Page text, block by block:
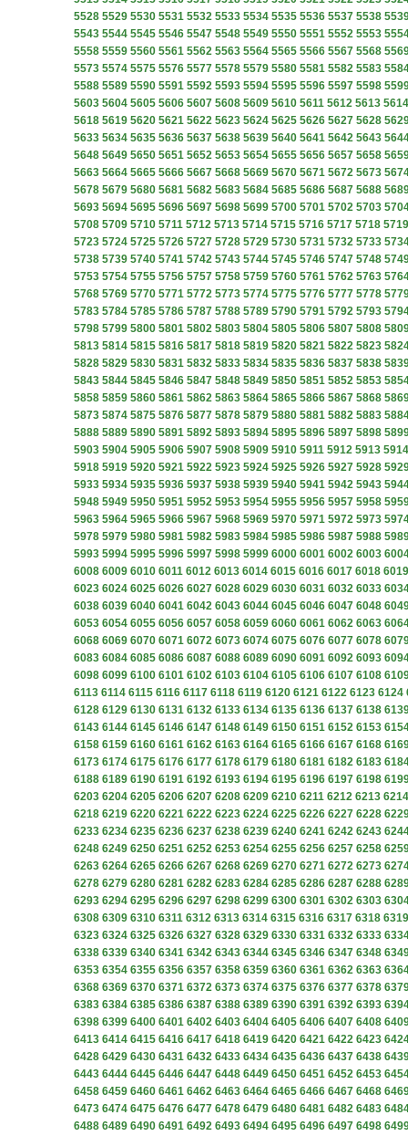
5528 5529 5530 5531 5532 5533 5534 5535 5536 5537 5538
5543 5544 5545 5546 5547 5548 5549 5550 5551 5552 5553
5558 5559 5560 5561 5562 5563 5564 5565 5566 5567 5568
5573 5574 5575 5576 5577 5578 5579 5580 5581 5582 5583
5588 5589 5590 5591 5592 5593 5594 5595 5596 5597 5598
5603 5604 5605 5606 5607 5608 5609 5610 5611 5612 5613 5614
5618 5619 5620 5621 5622 5623 5624 5625 5626 5627 5628
5633 5634 5635 5636 5637 5638 5639 5640 5641 5642 5643
5648 5649 5650 5651 5652 5653 5654 5655 5656 5657 5658
5663 5664 5665 5666 5667 5668 5669 5670 5671 5672 5673
5678 5679 5680 5681 5682 5683 5684 5685 5686 5687 5688
5693 5694 5695 5696 5697 5698 5699 5700 5701 5702 5703
5708 5709 5710 5711 5712 5713 5714 5715 5716 5717 5718 5719
5723 5724 5725 5726 5727 5728 5729 5730 5731 5732 5733
5738 5739 5740 5741 5742 5743 5744 5745 5746 5747 5748
5753 5754 5755 5756 5757 5758 5759 5760 5761 5762 5763
5768 5769 5770 5771 5772 5773 5774 5775 5776 5777 5778
5783 5784 5785 5786 5787 5788 5789 5790 5791 5792 5793
5798 5799 5800 5801 5802 5803 5804 5805 5806 5807 5808
5813 5814 5815 5816 5817 5818 5819 5820 5821 5822 5823
5828 5829 5830 5831 5832 5833 5834 5835 5836 5837 5838
5843 5844 5845 5846 5847 5848 5849 5850 5851 5852 5853
5858 5859 5860 5861 5862 5863 5864 5865 5866 5867 5868
5873 5874 5875 5876 5877 5878 5879 5880 5881 5882 5883
5888 5889 5890 5891 5892 5893 5894 5895 5896 5897 5898
5903 5904 5905 5906 5907 5908 5909 5910 5911 5912 5913 5914
5918 5919 5920 5921 5922 5923 5924 5925 5926 5927 5928
5933 5934 5935 5936 5937 5938 5939 5940 5941 5942 5943
5948 5949 5950 5951 5952 5953 5954 5955 5956 5957 5958
5963 5964 5965 5966 5967 5968 5969 5970 5971 5972 5973
5978 5979 5980 5981 5982 5983 5984 5985 5986 5987 5988
5993 5994 5995 5996 5997 5998 5999 6000 6001 6002 6003
6008 6009 6010 6011 6012 6013 6014 6015 6016 6017 6018 6019
6023 6024 6025 6026 6027 6028 6029 6030 6031 6032 6033
6038 6039 6040 6041 6042 6043 6044 6045 6046 6047 6048
6053 6054 6055 6056 6057 6058 6059 6060 6061 6062 6063
6068 6069 6070 6071 6072 6073 6074 6075 6076 6077 6078
6083 6084 6085 6086 6087 6088 6089 6090 6091 6092 6093
6098 6099 6100 6101 6102 6103 6104 6105 6106 6107 6108
6113 6114 6115 6116 6117 6118 6119 6120 6121 6122 6123 6124
6128 6129 6130 6131 6132 6133 6134 6135 6136 6137 6138
6143 6144 6145 6146 6147 6148 6149 6150 6151 6152 6153
6158 6159 6160 6161 6162 6163 6164 6165 6166 6167 6168
6173 6174 6175 6176 6177 6178 6179 6180 6181 6182 6183
6188 6189 6190 6191 6192 6193 6194 6195 6196 6197 6198
6203 6204 6205 6206 6207 6208 6209 6210 6211 6212 6213 6214
6218 6219 6220 6221 6222 6223 6224 6225 6226 6227 6228
6233 6234 6235 6236 6237 6238 6239 6240 6241 6242 6243
6248 6249 6250 6251 6252 6253 6254 6255 6256 6257 6258
6263 6264 6265 6266 6267 6268 6269 6270 6271 6272 6273
6278 6279 6280 6281 6282 6283 6284 6285 6286 6287 6288
6293 6294 6295 6296 6297 6298 6299 6300 6301 6302 6303
6308 6309 6310 6311 6312 6313 6314 6315 6316 6317 6318 6319
6323 6324 6325 6326 6327 6328 6329 6330 6331 6332 6333
6338 6339 6340 6341 6342 6343 6344 6345 6346 6347 6348
6353 6354 6355 6356 6357 6358 6359 6360 6361 6362 6363
6368 6369 6370 6371 6372 6373 6374 6375 6376 6377 6378
6383 6384 6385 6386 6387 6388 6389 6390 6391 6392 6393
6398 6399 6400 6401 6402 6403 6404 6405 6406 6407 6408
6413 6414 6415 6416 6417 6418 6419 6420 6421 6422 6423
6428 6429 6430 6431 6432 6433 6434 6435 6436 6437 6438
6443 6444 6445 6446 6447 6448 6449 6450 6451 6452 6453
6458 6459 6460 6461 6462 6463 6464 6465 6466 6467 6468
6473 6474 6475 6476 6477 6478 6479 6480 6481 6482 6483
6488 6489 6490 6491 6492 6493 6494 6495 6496 6497 6498